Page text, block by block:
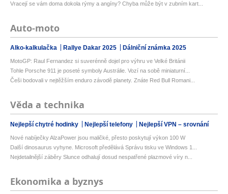
Vracejí se vám doma dokola rýmy a angíny? Chyba může být v zubním kart...
Auto-moto
Alko-kalkulačka Rallye Dakar 2025 Dálniční známka 2025
MotoGP: Raul Fernandez si suverénně dojel pro výhru ve Velké Británii
Tohle Porsche 911 je poseté symboly Austrálie. Vozí na sobě miniaturní...
Češi bodovali v nejtěžším enduro závodě planety. Znáte Red Bull Romani...
Věda a technika
Nejlepší chytré hodinky Nejlepší telefony Nejlepší VPN – srovnání
Nové nabíječky AlzaPower jsou maličké, přesto poskytují výkon 100 W
Další dinosaurus vyhyne. Microsoft předělává Správu tisku ve Windows 1...
Nejdetailnější záběry Slunce odhalují dosud nespatřené plazmové víry n...
Ekonomika a byznys